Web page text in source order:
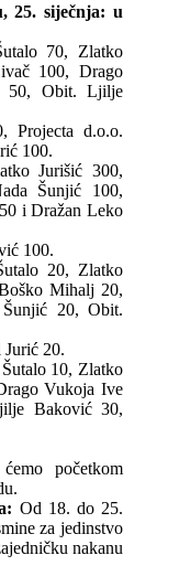
25. siječnja: u
70, Zlatko
100, Drago
50, Obit. Ljilje
Projecta d.o.o.
100.
Jurišić 300,
Šunjić 100,
i Dražan Leko
100.
20, Zlatko
Mihalj 20,
20, Obit.
20.
10, Zlatko
Vukoja Ive
Baković 30,
početkom
Od 18. do 25.
za jedinstvo
nakanu